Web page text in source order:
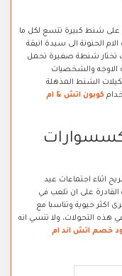
على شنط كبيرة تتسع لكل ما
الحنونة الى سيدة انيقة
تختار شنطة صغيرة تحمل
الاوجه والشخصيات
الشنط المذهلة
كوبون اتش & ام
اثناء اجتماعات عيد
القادرة على ان تلعب في
اكثر حيوية وتناسبا مع
هذه التحولات، ولا تنسي انه
خصم اتش اند ام